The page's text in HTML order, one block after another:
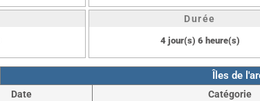
Durée
4 jour(s) 6 heure(s)
Îles de
Date Catégorie